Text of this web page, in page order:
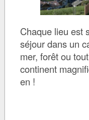
Chaque lieu est
séjour dans un
mer, forêt ou
continent
en !